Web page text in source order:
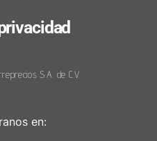
S.A. de C.V.
en: